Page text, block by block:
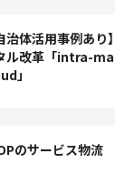
治体活用事例あ
ル改革「intra-
」
のサービス物流